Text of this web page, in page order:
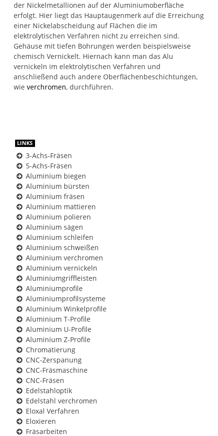
der Nickelmetallionen auf der Aluminiumoberfläche
erfolgt. Hier liegt das Hauptaugenmerk auf die Erreichung
einer Nickelabscheidung auf Flächen die im
elektrolytischen Verfahren nicht zu erreichen sind.
Gehäuse mit tiefen Bohrungen werden beispielsweise
chemisch Vernickelt. Hiernach kann man das Alu
vernickeln im elektrolytischen Verfahren und
anschließend auch andere Oberflächenbeschichtungen,
wieverchromen, durchführen.
LINKS
3-Achs-Fräsen
5-Achs-Fräsen
Aluminium biegen
Aluminium bürsten
Aluminium fräsen
Aluminium mattieren
Aluminium polieren
Aluminium sägen
Aluminium schleifen
Aluminium schweißen
Aluminium verchromen
Aluminium vernickeln
Aluminiumgriffleisten
Aluminiumprofile
Aluminiumprofilsysteme
Aluminium Winkelprofile
Aluminium T-Profile
Aluminium U-Profile
Aluminium Z-Profile
Chromatierung
CNC-Zerspanung
CNC-Fräsmaschine
CNC-Fräsen
Edelstahloptik
Edelstahl verchromen
Eloxal Verfahren
Eloxieren
Fräsarbeiten